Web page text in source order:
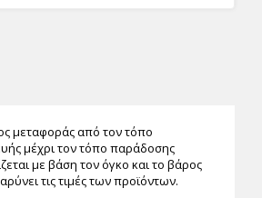
μεταφοράς από τον τόπο
μέχρι τον τόπο παράδοσης
με βάση τον όγκο και το βάρος
τις τιμές των προϊόντων.